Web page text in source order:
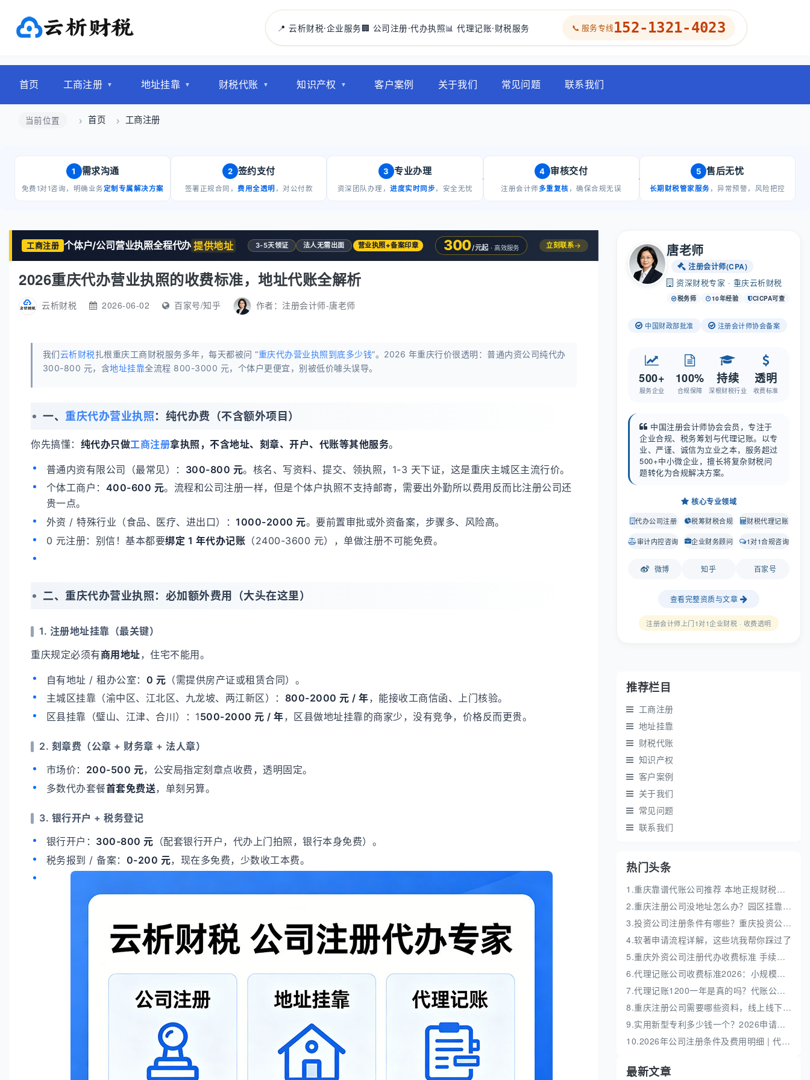
📍 云析财税·企业服务🏢 公司注册·代办执照📊 代理记账·财税服务 📞 服务专线152-1321-4023
首页 工商注册 地址挂靠 财税代账 知识产权 客户案例 关于我们 常见问题 联系我们
当前位置 首页 工商注册
1 需求沟通
免费1对1咨询，明确业务定制专属解决方案
2 签约支付
签署正规合同，费用全透明 ，对公付款
3 专业办理
资深团队办理， 进度实时同步，安全无忧
4 审核交付
注册会计师多重复核 ，确保合规无误
5 售后无忧
长期财税管家服务 ，异常预警，风险把控
工商注册 个体户/公司营业执照全程代办 提供地址 3-5天领证 法人无需出面 营业执照+备案印章 300/元起 · 高效服务 立刻联系→
2026重庆代办营业执照的收费标准，地址代账全解析
云析财税 2026-06-02 百家号/知乎 作者： 注册会计师-唐老师
我们云析财税扎根重庆工商财税服务多年，每天都被问 “重庆代办营业执照到底多少钱”。2026 年重庆行价很透明：普通内资公司纯代办
300-800 元，含地址挂靠全流程 800-3000 元，个体户更便宜，别被低价噱头误导。
一、 重庆代办营业执照：纯代办费（不含额外项目）
你先搞懂： 纯代办只做工商注册拿执照，不含地址、刻章、开户、代账等其他服务。
普通内资有限公司（最常见）： 300-800 元。核名、写资料、提交、领执照，1-3 天下证，这是重庆主城区主流行价。
个体工商户： 400-600 元。流程和公司注册一样，但是个体户执照不支持邮寄，需要出外勤所以费用反而比注册公司还
贵一点。
外资 / 特殊行业（食品、医疗、进出口）：1000-2000 元。要前置审批或外资备案，步骤多、风险高。
0 元注册：别信！基本都要绑定 1 年代办记账 （2400-3600 元），单做注册不可能免费。
二、重庆代办营业执照：必加额外费用（大头在这里）
1. 注册地址挂靠（最关键）
重庆规定必须有商用地址，住宅不能用。
自有地址 / 租办公室： 0 元 （需提供房产证或租赁合同）。
主城区挂靠（渝中区、江北区、九龙坡、两江新区）： 800-2000 元 / 年，能接收工商信函、上门核验。
区县挂靠（璧山、江津、合川）：1500-2000 元 / 年，区县做地址挂靠的商家少，没有竞争，价格反而更贵。
2. 刻章费（公章 + 财务章 + 法人章）
市场价： 200-500 元，公安局指定刻章点收费，透明固定。
多数代办套餐首套免费送，单刻另算。
3. 银行开户 + 税务登记
银行开户： 300-800 元 （配套银行开户，代办上门拍照，银行本身免费）。
税务报到 / 备案： 0-200 元，现在多免费，少数收工本费。
唐老师
注册会计师(CPA)
资深财税专家 · 重庆云析财税
税务师 10年经验 CICPA可查
中国财政部批准 注册会计师协会备案
500+
服务企业
100%
合规保障
持续
深根财税行业
透明
收费标准
中国注册会计师协会会员，专注于
企业合规、税务筹划与代理记账。以专
业、严谨、诚信为立业之本，服务超过
500+中小微企业，擅长将复杂财税问
题转化为合规解决方案。
核心专业领域
代办公司注册 税筹财税合规 财税代理记账
审计内控咨询 企业财务顾问 1对1合规咨询
微博 知乎 百家号
查看完整资质与文章
注册会计师上门1对1企业财税 · 收费透明
推荐栏目
工商注册
地址挂靠
财税代账
知识产权
客户案例
关于我们
常见问题
联系我们
热门头条
1.重庆靠谱代账公司推荐 本地正规财税机构盘点
2.重庆注册公司没地址怎么办？园区挂靠地址性价比高
3.投资公司注册条件有哪些？重庆投资公司全流程代办
4.软著申请流程详解，这些坑我帮你踩过了
5.重庆外资公司注册代办收费标准 手续流程费用明细
6.代理记账公司收费标准2026：小规模和一般纳税人代账费解析
7.代理记账1200一年是真的吗？代账公司收费价格解析
8.重庆注册公司需要哪些资料，线上线下办理全流程
9.实用新型专利多少钱一个？2026申请流程及费用明细解析
10.2026年公司注册条件及费用明细 | 代办流程与避坑指南
最新文章